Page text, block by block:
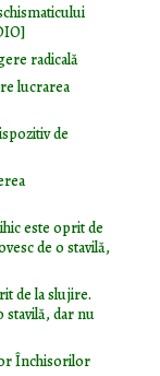
radicală
lucrarea
de
este oprit de
de o stavilă,
de la slujire.
stavilă, dar nu
Închisorilor